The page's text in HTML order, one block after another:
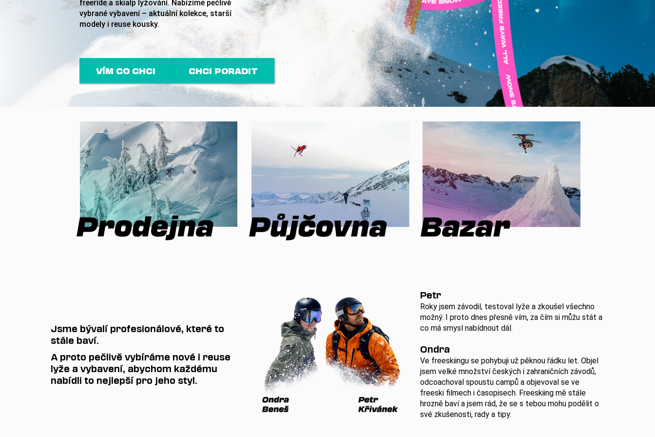
freeride a skialp lyžování. Nabízíme pečlivě
vybrané vybavení – aktuální kolekce, starší
modely i reuse kousky.
VÍM CO CHCI CHCI PORADIT
Jsme bývalí profesionálové, které to
stále baví.
A proto pečlivě vybíráme nové i reuse
lyže a vybavení, abychom každému
nabídli to nejlepší pro jeho styl.
Petr
Roky jsem závodil, testoval lyže a zkoušel všechno
možný. I proto dnes přesně vím, za čím si můžu stát a
co má smysl nabídnout dál.
Ondra
Ve freeskiingu se pohybuji už pěknou řádku let. Objel
jsem velké množství českých i zahraničních závodů,
odcoachoval spoustu campů a objevoval se ve
freeski filmech i časopisech. Freeskiing mě stále
hrozně baví a jsem rád, že se s tebou mohu podělit o
své zkušenosti, rady a tipy.